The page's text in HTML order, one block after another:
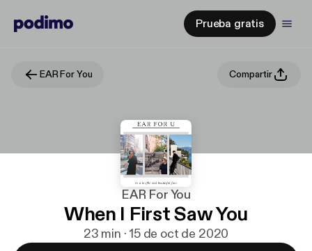
Prueba gratis
EAR For You Compartir
EAR For You
When I First Saw You
23 min · 15 de oct de 2020